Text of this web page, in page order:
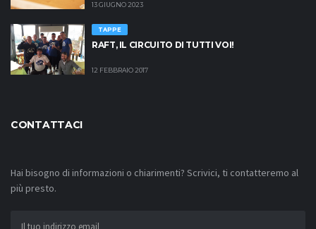
13 GIUGNO 2023
TAPPE
RAFT, IL CIRCUITO DI TUTTI VOI!
12 FEBBRAIO 2017
CONTATTACI
Hai bisogno di informazioni o chiarimenti? Scrivici, ti contatteremo al
più presto.